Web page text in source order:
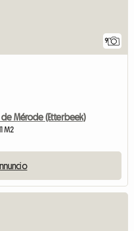
9
Mérode (Etterbeek)
M2